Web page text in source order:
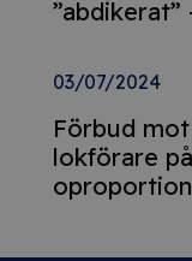
03/07/2024
Förbud
lokförare